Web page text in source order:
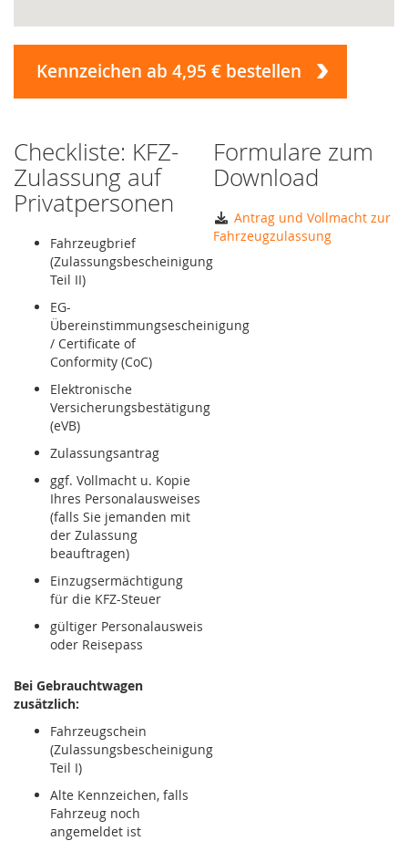
Kennzeichen ab 4,95 € bestellen
Checkliste: KFZ-
Zulassung auf
Privatpersonen
Fahrzeugbrief
(Zulassungsbescheinigung
Teil II)
EG-
Übereinstimmungsescheinigung
/ Certificate of
Conformity (CoC)
Elektronische
Versicherungsbestätigung
(eVB)
Zulassungsantrag
ggf. Vollmacht u. Kopie
Ihres Personalausweises
(falls Sie jemanden mit
der Zulassung
beauftragen)
Einzugsermächtigung
für die KFZ-Steuer
gültiger Personalausweis
oder Reisepass
Bei Gebrauchtwagen
zusätzlich:
Fahrzeugschein
(Zulassungsbescheinigung
Teil I)
Alte Kennzeichen, falls
Fahrzeug noch
angemeldet ist
Formulare zum
Download
Antrag und Vollmacht zur
Fahrzeugzulassung